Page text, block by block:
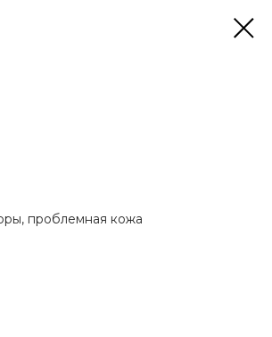
проблемная кожа